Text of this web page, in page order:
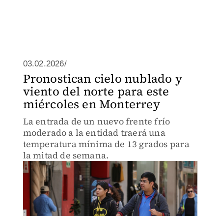
03.02.2026/
Pronostican cielo nublado y
viento del norte para este
miércoles en Monterrey
La entrada de un nuevo frente frío
moderado a la entidad traerá una
temperatura mínima de 13 grados para
la mitad de semana.